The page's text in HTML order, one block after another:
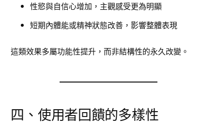
性慾與自信心增加，主觀感受更為明顯
短期內體能或精神狀態改善，影響整體表現
這類效果多屬功能性提升，而非結構性的永久改變。
四、使用者回饋的多樣性